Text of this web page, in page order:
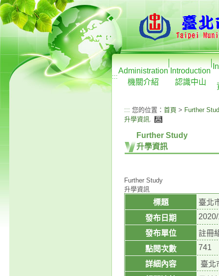
:::
Administration
機關介紹
Introduction
認識中山
::: 您的位置： 首頁 > Further
升學資訊.
Further Study
升學資訊
Further Study
升學資訊
標題
臺北
發布日期
發布單位
註冊
點閱次數
741
詳細內容
臺北